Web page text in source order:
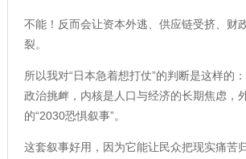
不能！反而会让资本外逃、供应链受挤、财
裂。
所以我对“日本急着想打仗”的判断是这样的
政治挑衅，内核是人口与经济的长期焦虑，
的“2030恐惧叙事”。
这套叙事好用，因为它能让民众把现实痛苦